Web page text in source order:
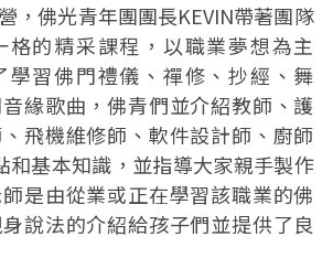
，佛光青年團團長KEVIN帶著團隊
格的精采課程，以職業夢想為主
學習佛門禮儀、禪修、抄經、舞
緣歌曲，佛青們並介紹教師、護
飛機維修師、軟件設計師、廚師
和基本知識，並指導大家親手製作
是由從業或正在學習該職業的佛
說法的介紹給孩子們並提供了良